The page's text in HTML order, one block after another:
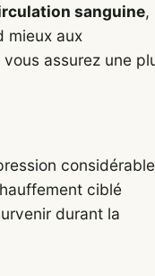
sanguine,
mieux aux
vous assurez une
considérable
ciblé
durant la